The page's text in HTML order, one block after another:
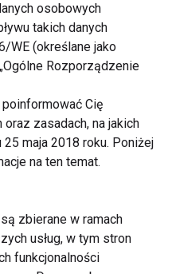
do stanu widzenia.
wizyt u
Sesje ćwiczeń
Ważne jest aby były
są oceniane przez
czasu. W
powinni zostać
ze swoimi
pacjentom nie tylko w
pracy, ale także
osobowych
takich danych
WE (określane jako
„Ogólne Rozporządzenie
Cię
zasadach, na jakich
maja 2018 roku. Poniżej
na ten temat.
zbierane w ramach
usług, w tym stron
funkcjonalności